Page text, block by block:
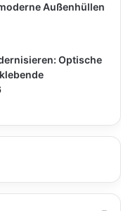
Außenhüllen
Optische